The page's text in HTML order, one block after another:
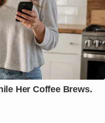
Her Coffee Brews.